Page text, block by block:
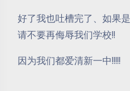
好了我也吐槽完了、如果
请不要再侮辱我们学校!!
因为我们都爱清新一中!!!!!